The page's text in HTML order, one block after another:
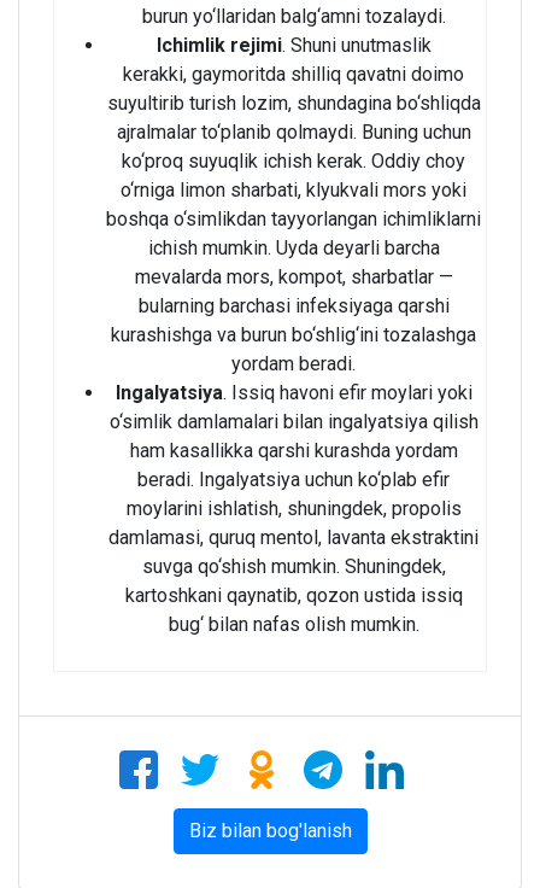
burun yo‘llaridan balg‘amni tozalaydi.
Ichimlik rejimi. Shuni unutmaslik
kerakki, gaymoritda shilliq qavatni doimo
suyultirib turish lozim, shundagina bo‘shliqda
ajralmalar to‘planib qolmaydi. Buning uchun
ko‘proq suyuqlik ichish kerak. Oddiy choy
o‘rniga limon sharbati, klyukvali mors yoki
boshqa o‘simlikdan tayyorlangan ichimliklarni
ichish mumkin. Uyda deyarli barcha
mevalarda mors, kompot, sharbatlar —
bularning barchasi infeksiyaga qarshi
kurashishga va burun bo‘shlig‘ini tozalashga
yordam beradi.
Ingalyatsiya. Issiq havoni efir moylari yoki
o‘simlik damlamalari bilan ingalyatsiya qilish
ham kasallikka qarshi kurashda yordam
beradi. Ingalyatsiya uchun ko‘plab efir
moylarini ishlatish, shuningdek, propolis
damlamasi, quruq mentol, lavanta ekstraktini
suvga qo‘shish mumkin. Shuningdek,
kartoshkani qaynatib, qozon ustida issiq
bug‘ bilan nafas olish mumkin.
Biz bilan bog'lanish